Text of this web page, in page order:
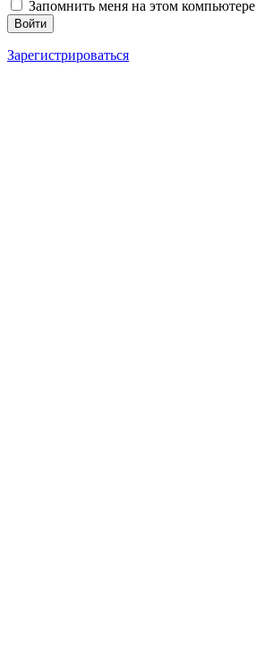
Запомнить меня на этом компьютере
Зарегистрироваться